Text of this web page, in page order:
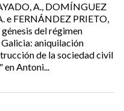
A., DOMÍNGUEZ
e FERNÁNDEZ PRIETO,
del régimen
aniquilación
de la sociedad civil
Antoni...